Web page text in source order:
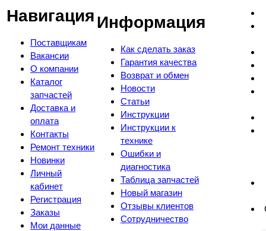
Навигация
Поставщикам
Вакансии
О компании
Каталог
запчастей
Доставка и
оплата
Контакты
Ремонт техники
Новинки
Личный
кабинет
Регистрация
Заказы
Мои данные
Информация
Как сделать заказ
Гарантия качества
Возврат и обмен
Новости
Статьи
Инструкции
Инструкции к
технике
Ошибки и
диагностика
Таблица запчастей
Новый магазин
Отзывы клиентов
Сотрудничество